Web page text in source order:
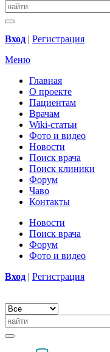
Вход | Регистрация
Меню
Главная
О проекте
Пациентам
Врачам
Wiki-статьи
Фото и видео
Новости
Поиск врача
Поиск клиники
Форум
Чаво
Контакты
Новости
Поиск врача
Форум
Фото и видео
Вход | Регистрация